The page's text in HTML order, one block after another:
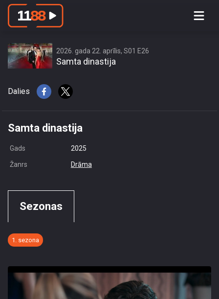
access this content due to your
location or other restrictions set by
country is US and IP address is
216.73.216.11
2026. gada 22. aprīlis, S01 E26
Samta dinastija
Dalies
Samta dinastija
Gads 2025
Žanrs Drāma
Sezonas
1. sezona